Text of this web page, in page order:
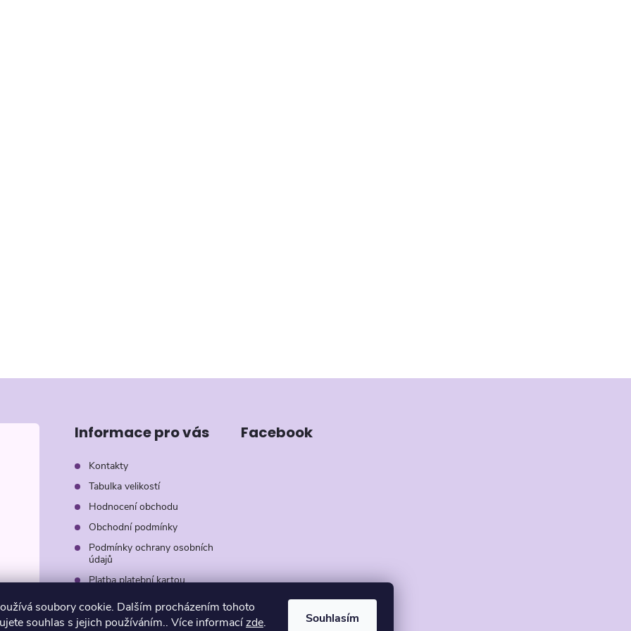
soubory cookie. Dalším procházením tohoto
souhlas s jejich používáním.. Více informacízde. Souhlasím
Informace pro vás
Kontakty
Tabulka velikostí
Hodnocení obchodu
Obchodní podmínky
Podmínky ochrany osobních
údajů
Platba platební kartou
Záruka AVON
Facebook